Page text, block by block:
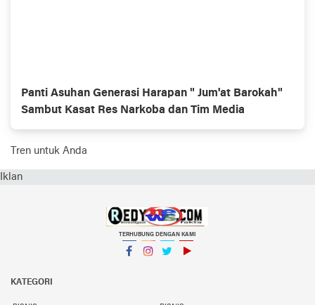
Panti Asuhan Generasi Harapan " Jum'at Barokah"
Sambut Kasat Res Narkoba dan Tim Media
Tren untuk Anda
Iklan
TERHUBUNG DENGAN KAMI
KATEGORI